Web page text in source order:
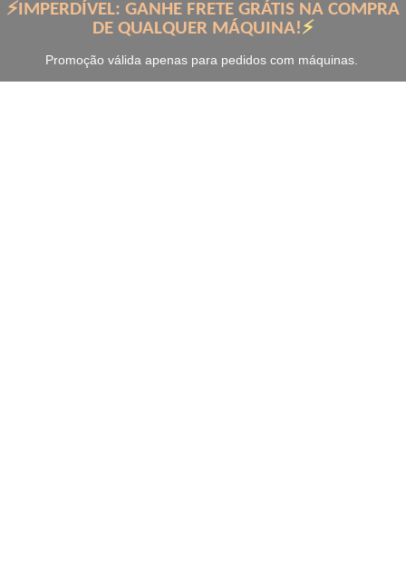
⚡IMPERDÍVEL: GANHE FRETE GRÁTIS NA COMPRA
DE QUALQUER MÁQUINA!⚡
Promoção válida apenas para pedidos com máquinas.